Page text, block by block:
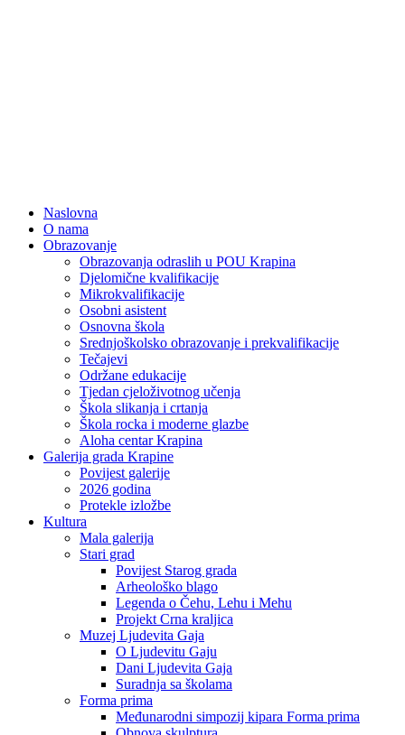
Naslovna
O nama
Obrazovanje
Obrazovanja odraslih u POU Krapina
Djelomične kvalifikacije
Mikrokvalifikacije
Osobni asistent
Osnovna škola
Srednjoškolsko obrazovanje i prekvalifikacije
Tečajevi
Održane edukacije
Tjedan cjeloživotnog učenja
Škola slikanja i crtanja
Škola rocka i moderne glazbe
Aloha centar Krapina
Galerija grada Krapine
Povijest galerije
2026 godina
Protekle izložbe
Kultura
Mala galerija
Stari grad
Povijest Starog grada
Arheološko blago
Legenda o Čehu, Lehu i Mehu
Projekt Crna kraljica
Muzej Ljudevita Gaja
O Ljudevitu Gaju
Dani Ljudevita Gaja
Suradnja sa školama
Forma prima
Međunarodni simpozij kipara Forma prima